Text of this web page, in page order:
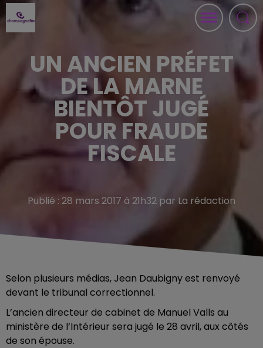
UN ANCIEN PRÉFET
DE LA MARNE
BIENTÔT JUGÉ
POUR FRAUDE
FISCALE
Publié : 28 mars 2017 à 21h32 par La rédaction
Selon plusieurs médias, Jean Daubigny est renvoyé
devant le tribunal correctionnel.
L’ancien directeur de cabinet de Manuel Valls au
ministère de l’Intérieur sera jugé le 28 avril, aux côtés
de son épouse.